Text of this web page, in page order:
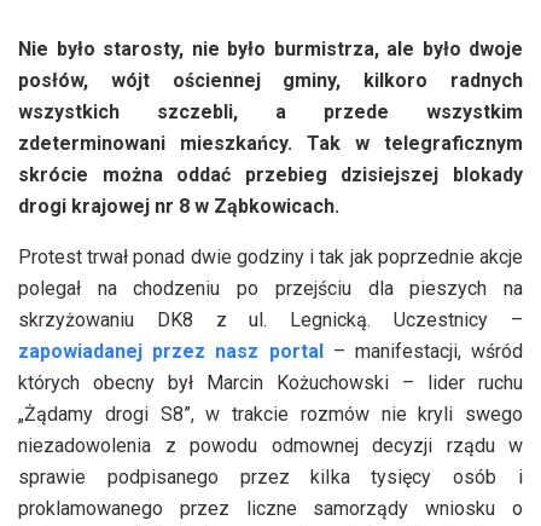
Nie było starosty, nie było burmistrza, ale było dwoje
posłów, wójt ościennej gminy, kilkoro radnych
wszystkich szczebli, a przede wszystkim
zdeterminowani mieszkańcy. Tak w telegraficznym
skrócie można oddać przebieg dzisiejszej blokady
drogi krajowej nr 8 w Ząbkowicach.
Protest trwał ponad dwie godziny i tak jak poprzednie akcje
polegał na chodzeniu po przejściu dla pieszych na
skrzyżowaniu DK8 z ul. Legnicką. Uczestnicy –
zapowiadanej przez nasz portal – manifestacji, wśród
których obecny był Marcin Kożuchowski – lider ruchu
„Żądamy drogi S8”, w trakcie rozmów nie kryli swego
niezadowolenia z powodu odmownej decyzji rządu w
sprawie podpisanego przez kilka tysięcy osób i
proklamowanego przez liczne samorządy wniosku o